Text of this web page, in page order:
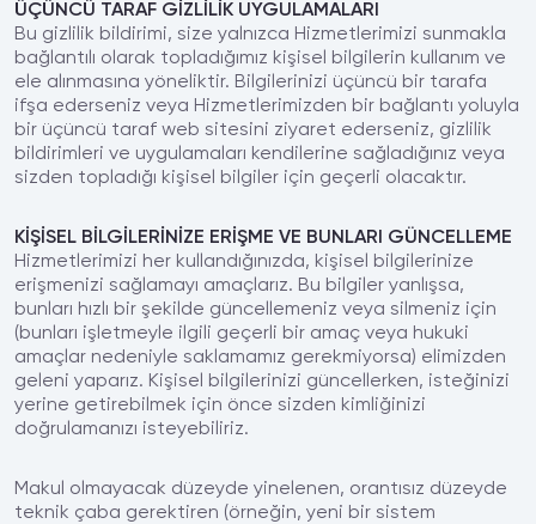
ÜÇÜNCÜ TARAF GİZLİLİK UYGULAMALARI
Bu gizlilik bildirimi, size yalnızca Hizmetlerimizi sunmakla
bağlantılı olarak topladığımız kişisel bilgilerin kullanım ve
ele alınmasına yöneliktir. Bilgilerinizi üçüncü bir tarafa
ifşa ederseniz veya Hizmetlerimizden bir bağlantı yoluyla
bir üçüncü taraf web sitesini ziyaret ederseniz, gizlilik
bildirimleri ve uygulamaları kendilerine sağladığınız veya
sizden topladığı kişisel bilgiler için geçerli olacaktır.
KİŞİSEL BİLGİLERİNİZE ERİŞME VE BUNLARI GÜNCELLEME
Hizmetlerimizi her kullandığınızda, kişisel bilgilerinize
erişmenizi sağlamayı amaçlarız. Bu bilgiler yanlışsa,
bunları hızlı bir şekilde güncellemeniz veya silmeniz için
(bunları işletmeyle ilgili geçerli bir amaç veya hukuki
amaçlar nedeniyle saklamamız gerekmiyorsa) elimizden
geleni yaparız. Kişisel bilgilerinizi güncellerken, isteğinizi
yerine getirebilmek için önce sizden kimliğinizi
doğrulamanızı isteyebiliriz.
Makul olmayacak düzeyde yinelenen, orantısız düzeyde
teknik çaba gerektiren (örneğin, yeni bir sistem